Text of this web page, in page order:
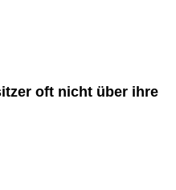
oft nicht über ihre